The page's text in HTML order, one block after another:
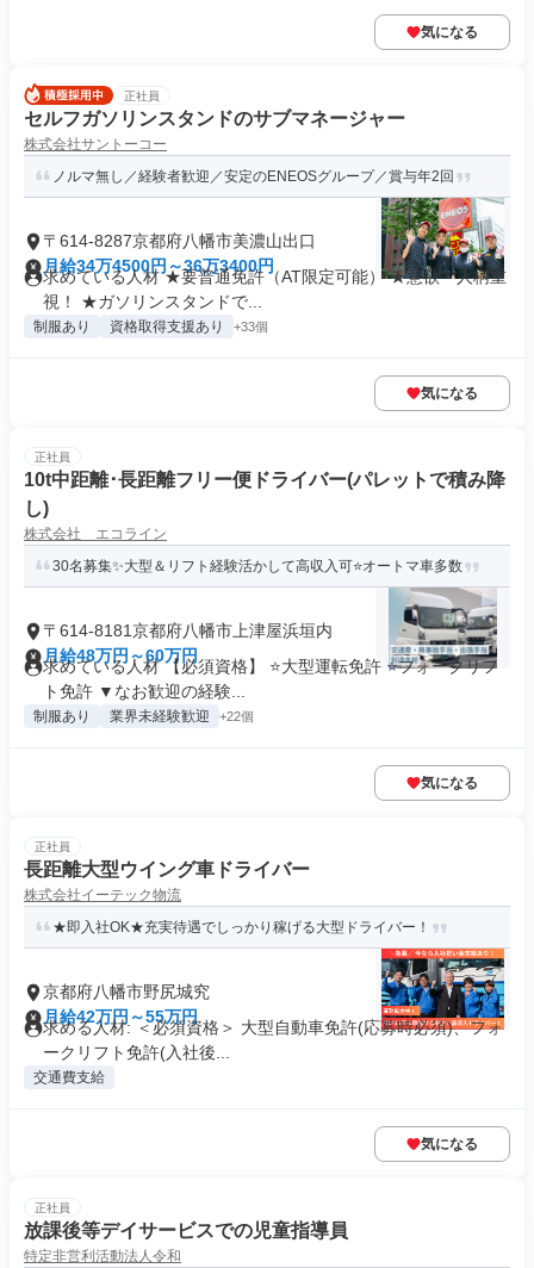
気になる
正社員
セルフガソリンスタンドのサブマネージャー
株式会社サントーコー
ノルマ無し／経験者歓迎／安定のENEOSグループ／賞与年2回
〒614-8287京都府八幡市美濃山出口
月給34万4500円～36万3400円
求めている人材 ★要普通免許（AT限定可能） ★意欲・人柄重
視！ ★ガソリンスタンドで...
制服あり 資格取得支援あり +33個
気になる
正社員
10t中距離･長距離フリー便ドライバー(パレットで積み降
し)
株式会社 エコライン
30名募集✨大型＆リフト経験活かして高収入可⭐オートマ車多数
〒614-8181京都府八幡市上津屋浜垣内
月給48万円～60万円
求めている人材 【必須資格】 ⭐大型運転免許 ⭐フォークリフ
ト免許 ▼なお歓迎の経験...
制服あり 業界未経験歓迎 +22個
気になる
正社員
長距離大型ウイング車ドライバー
株式会社イーテック物流
★即入社OK★充実待遇でしっかり稼げる大型ドライバー！
京都府八幡市野尻城究
月給42万円～55万円
求める人材: ＜必須資格＞ 大型自動車免許(応募時必須)、フォ
ークリフト免許(入社後...
交通費支給
気になる
正社員
放課後等デイサービスでの児童指導員
特定非営利活動法人令和